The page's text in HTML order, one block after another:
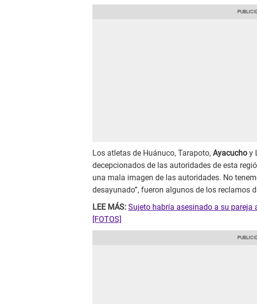
Los atletas de Huánuco, Tarapoto, Ayacucho y
decepcionados de las autoridades de esta
una mala imagen de las autoridades. No
desayunado”, fueron algunos de los reclamos
LEE MÁS: Sujeto habría asesinado a su
[FOTOS]